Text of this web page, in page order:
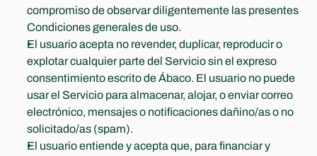
compromiso de observar diligentemente las presentes
Condiciones generales de uso.
El usuario acepta no revender, duplicar, reproducir o
explotar cualquier parte del Servicio sin el expreso
consentimiento escrito de Ábaco. El usuario no puede
usar el Servicio para almacenar, alojar, o enviar correo
electrónico, mensajes o notificaciones dañino/as o no
solicitado/as (spam).
El usuario entiende y acepta que, para financiar y